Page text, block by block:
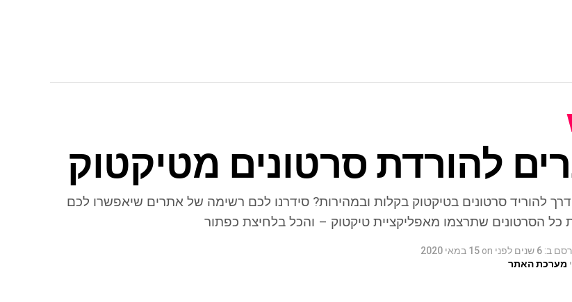
להורדת סרטונים מטיקטוק
להוריד סרטונים בטיקטוק בקלות ובמהירות? סידרנו לכם רשימה של אתרים שיאפשרו לכם
כל הסרטונים שתרצמו מאפליקציית טיקטוק – והכל בלחיצת כפתור
ב: 6 שנים לפני on 15 במאי 2020
מערכת האתר